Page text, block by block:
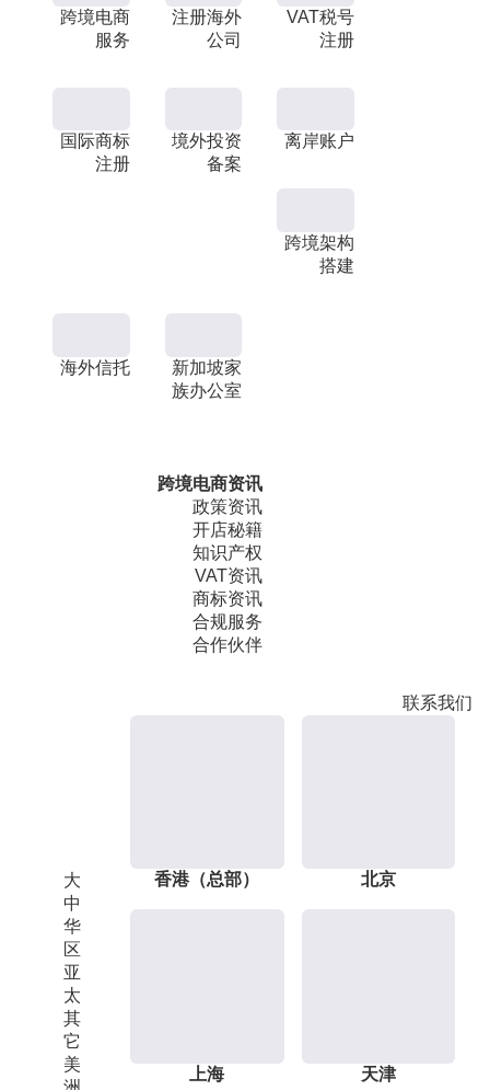
跨境电商
服务
注册海外
公司
VAT税号
注册
国际商标
注册
境外投资
备案
离岸账户
跨境架构
搭建
海外信托
新加坡家
族办公室
跨境电商资讯
政策资讯
开店秘籍
知识产权
VAT资讯
商标资讯
合规服务
合作伙伴
联系我们
大
中
华
区
亚
太
其
它
美
香港（总部） 北京
上海 天津